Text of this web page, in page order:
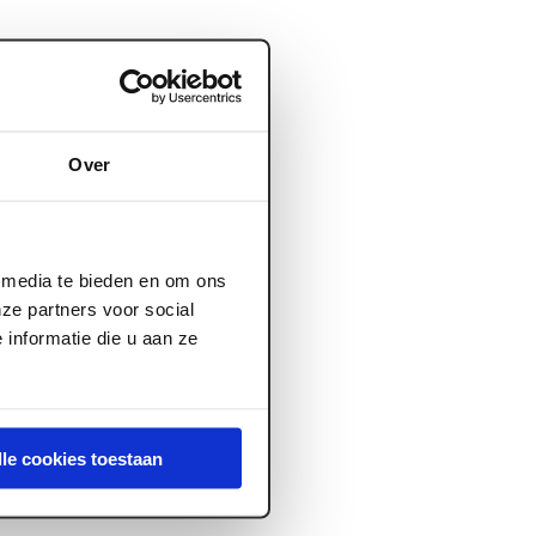
Over
te bieden en om ons
partners voor social
informatie die u aan ze
cookies toestaan